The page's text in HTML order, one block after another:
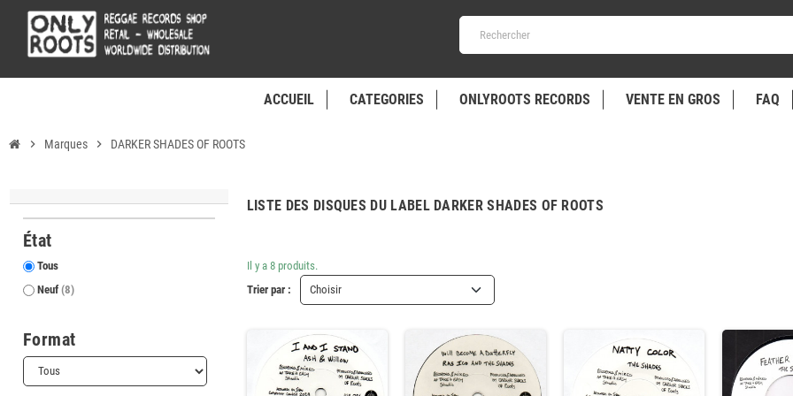
ACCUEIL CATEGORIES ONLYROOTS RECORDS VENTE EN GROS FAQ
chevron_right Marques chevron_right DARKER SHADES OF ROOTS
État
Tous
Neuf (8)
Format
LISTE DES DISQUES DU LABEL DARKER SHADES OF ROOTS
Trier par : Choisir
Il y a 8 produits.